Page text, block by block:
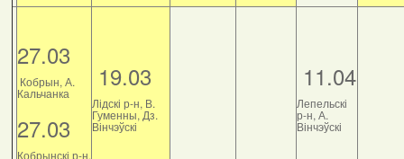
27.03
Кобрын, А.
Кальчанка
27.03
Кобрынскі р-н,
19.03
Лідскі р-н, В.
Гуменны, Дз.
Вінчэўскі
11.04
Лепельскі
р-н, А.
Вінчэўскі